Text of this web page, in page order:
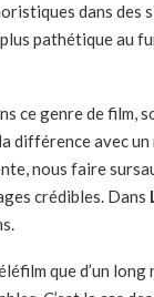
dans des
pathétique au
ce genre de film,
avec un
nous faire
crédibles. Dans
que d’un